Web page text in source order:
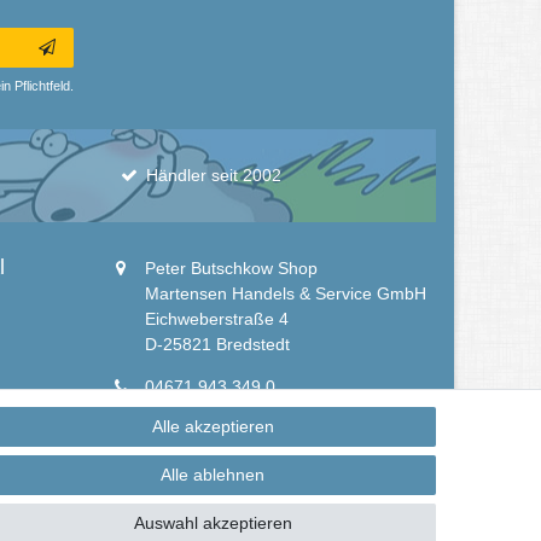
Pflichtfeld.
Händler seit 2002
Peter Butschkow Shop
Martensen Handels & Service GmbH
Eichweberstraße 4
D-25821 Bredstedt
04671 943 349 0
04671 943 349 150
info@peter-butschkow.de
Ihrer Eigentümer.
Alle akzeptieren
Alle ablehnen
Auswahl akzeptieren